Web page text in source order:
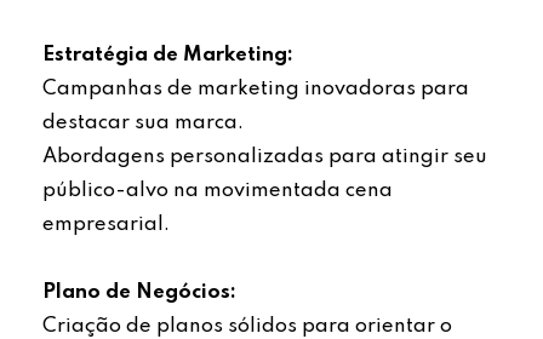
Estratégia de Marketing:
Campanhas de marketing inovadoras para
destacar sua marca.
Abordagens personalizadas para atingir seu
público-alvo na movimentada cena
empresarial.
Plano de Negócios:
Criação de planos sólidos para orientar o